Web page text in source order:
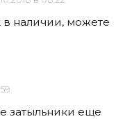
в наличии, можете
затыльники еще